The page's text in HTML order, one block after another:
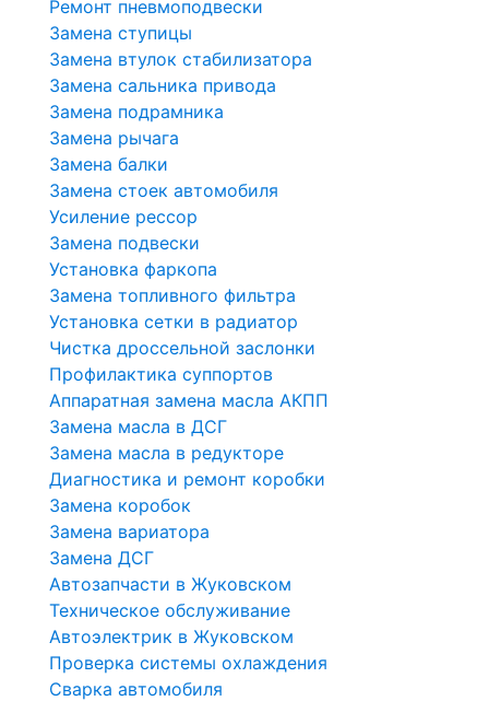
Ремонт пневмоподвески
Замена ступицы
Замена втулок стабилизатора
Замена сальника привода
Замена подрамника
Замена рычага
Замена балки
Замена стоек автомобиля
Усиление рессор
Замена подвески
Установка фаркопа
Замена топливного фильтра
Установка сетки в радиатор
Чистка дроссельной заслонки
Профилактика суппортов
Аппаратная замена масла АКПП
Замена масла в ДСГ
Замена масла в редукторе
Диагностика и ремонт коробки
Замена коробок
Замена вариатора
Замена ДСГ
Автозапчасти в Жуковском
Техническое обслуживание
Автоэлектрик в Жуковском
Проверка системы охлаждения
Сварка автомобиля